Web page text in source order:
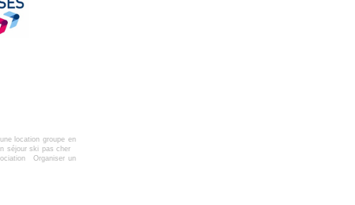
location groupe en
séjour ski pas cher
Organiser un